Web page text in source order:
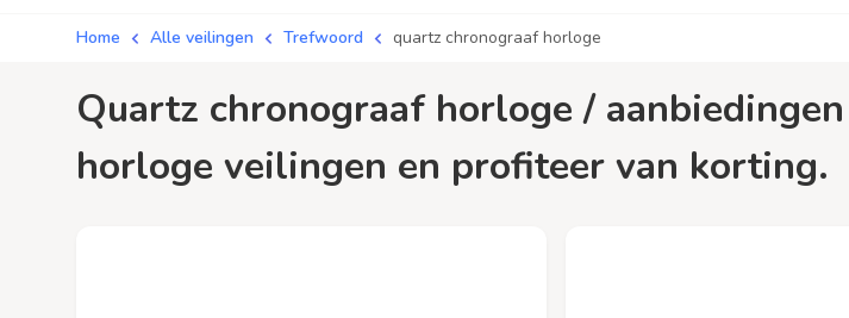
Home Alle veilingen Trefwoord quartz chronograaf horloge
quartz chronograaf horloge / aanbiedingen - Plaats je bod op quartz chronograaf
horloge veilingen en profiteer van korting.